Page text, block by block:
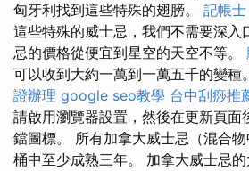
匈牙利找到這些特殊的翅膀。 記帳
這些特殊的威士忌，我們不需要深入
忌的價格從便宜到星空的天空不等。
可以收到大約一萬到一萬五千的變種
證辦理 google seo教學 台中刮痧推
請啟用瀏覽器設置，然後在更新頁面
鐺圖標。 所有加拿大威士忌（混合
桶中至少成熟三年。 加拿大威士忌